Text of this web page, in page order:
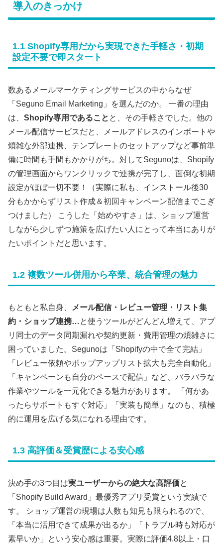
導入のきっかけ
1.1 Shopify専用だから実現できた手軽さ・初期
設定不要で即スタート
数あるメールマーケティングサービスの中からなぜ
「Seguno Email Marketing」を選んだのか。 一番の理由
は、 Shopify専用であること と、その手軽さでした。他の
メール配信サービスだと、メールアドレスのインポートや
煩雑な外部連携、テンプレートのセットアップなど事前準
備に時間も手間もかかりがち。対してSegunoは、Shopify
の管理画面からワンクリックで連携が完了し、面倒な初期
設定がほぼ一切不要！（実際に私も、インストール後30
分もかからずリスト作成＆初回キャンペーン配信までこぎ
つけました） こうした「始めやすさ」は、ショップ運営
しながら少しずつ施策を広げたい人にとって本当にありが
たいポイントだと思います。
1.2 複数ツール併用から卒業、統合管理の魅力
もともと私自身、
メール配信・レビュー管理・リスト集
約・ショップ連携…と使うツールがどんどん増えて、アプ
リ同士のデータ同期漏れや契約更新・費用管理の煩雑さに
困っていました。Segunoは「Shopifyの中で全て完結」
「レビュー依頼やポップアップリスト拡大も完全自動化」
「キャンペーンも自分のペースで配信」など、バラバラな
作業やツールを一元化できる魅力があります。 「何かあ
ったらサポートもすぐ対応」「実装も簡単」なのも、積極
的に運用を広げる気になれる理由です。
1.3 高評価＆受賞歴による安心感
決め手の3つ目は実ユーザーからの絶大な高評価と
「Shopify Build Award」最優秀アプリ受賞という実績で
す。 ショップ運営の現場は人数も知見も限られるので、
「本当に活用できて成果が出るか」「トラブル時も対応が
素早いか」という安心感は重要。実際に評価4.8以上・口